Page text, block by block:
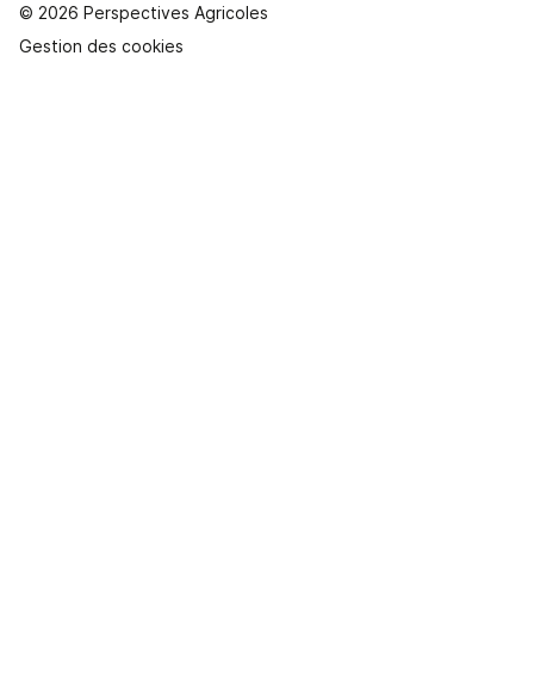
© 2026 Perspectives Agricoles
Gestion des cookies